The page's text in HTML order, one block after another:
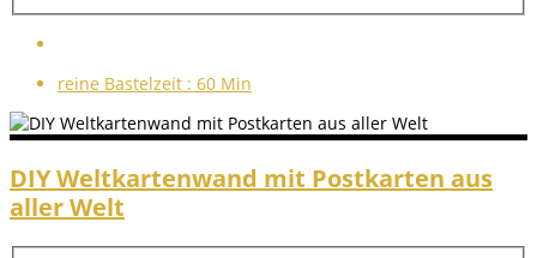
reine Bastelzeit : 60 Min
DIY Weltkartenwand mit Postkarten aus
aller Welt